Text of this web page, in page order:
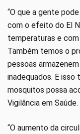
“O que a gente
com o efeito do El
temperaturas e
Também temos o
pessoas
inadequados. E
mosquitos possa
Vigilância em Saúde.
“O aumento da